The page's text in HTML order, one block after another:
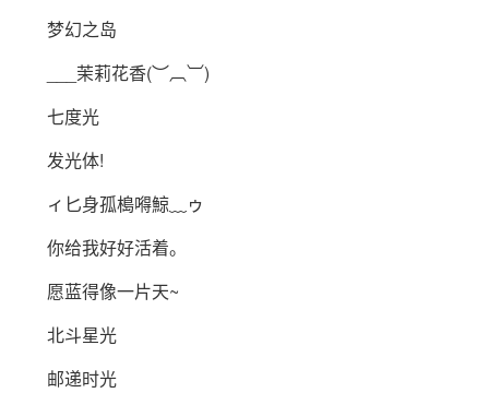
梦幻之岛
___茉莉花香(︶︹︺)
七度光
发光体!
ィ匕身孤槝嘚鯨﹏ゥ
你给我好好活着。
愿蓝得像一片天~
北斗星光
邮递时光